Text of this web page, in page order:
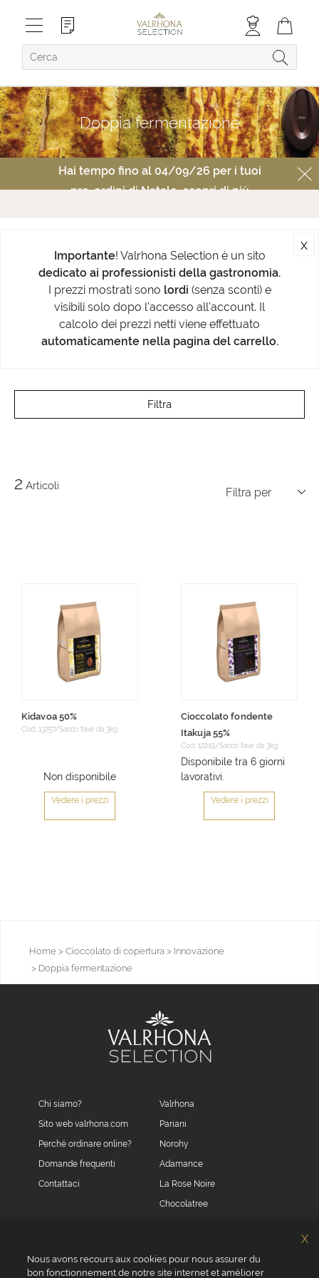
Doppia fermentazione
Hai tempo fino al 04/09/26 per i tuoi
pre-ordini di Natale,scopri di più
Importante! Valrhona Selection è un sito
dedicato ai professionisti della gastronomia.
I prezzi mostrati sono lordi (senza sconti) e
visibili solo dopo l'accesso all'account. Il
calcolo dei prezzi netti viene effettuato
automaticamente nella pagina del carrello.
x
Filtra
2 Articoli Filtra per
Kidavoa 50%
Cod: 13757/Sacco fave da 3kg
Non disponibile
Vedere i prezzi
Cioccolato fondente
Itakuja 55%
Cod: 12219/Sacco fave da 3kg
Disponibile tra 6 giorni
lavorativi.
Vedere i prezzi
Home > Cioccolato di copertura > Innovazione
> Doppia fermentazione
Chi siamo?
Sito web valrhona.com
Perché ordinare online?
Domande frequenti
Contattaci
Valrhona
Pariani
Norohy
Adamance
La Rose Noire
Chocolatree
Nous avons recours aux cookies pour nous assurer du
bon fonctionnement de notre site internet et améliorer
X